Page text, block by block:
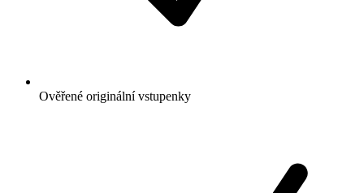
Ověřené originální vstupenky